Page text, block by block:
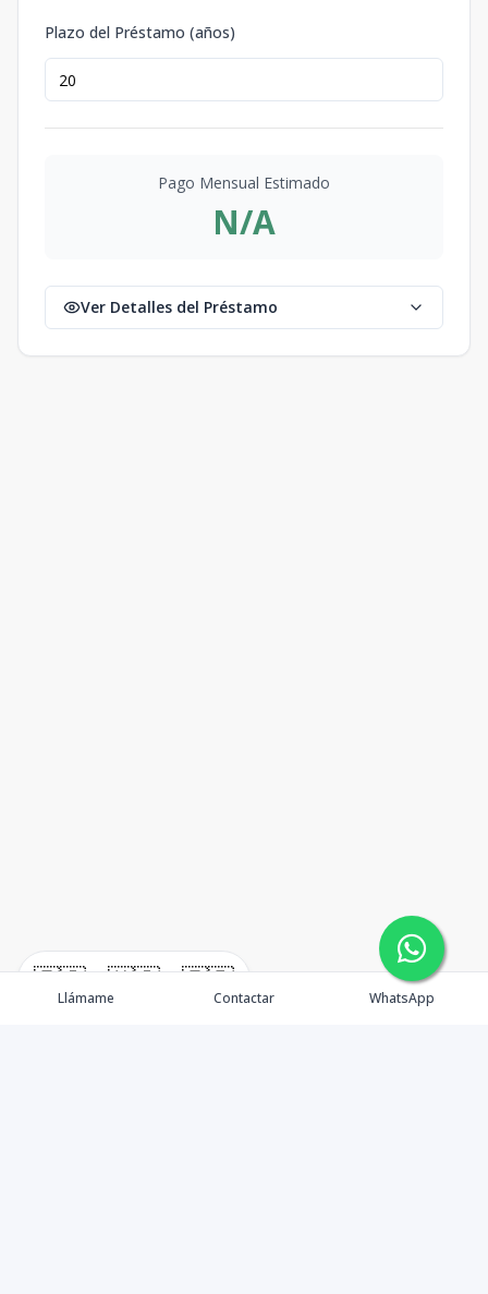
🇪🇸 🇺🇸 🇫🇷
Plazo del Préstamo (años)
Pago Mensual Estimado
N/A
Ver Detalles del Préstamo
Llámame Contactar WhatsApp